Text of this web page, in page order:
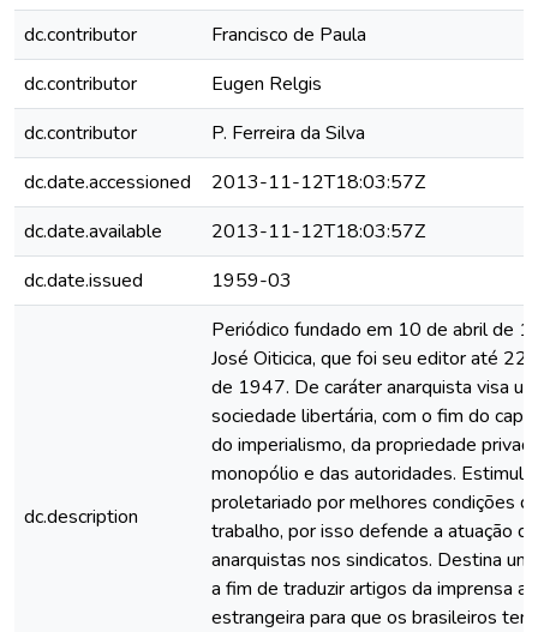
dc.contributor
Francisco de Paula
dc.contributor
Eugen Relgis
dc.contributor
P. Ferreira da Silva
dc.date.accessioned
2013-11-12T18:03:57Z
dc.date.available
2013-11-12T18:03:57Z
dc.date.issued
1959-03
dc.description
Periódico fundado em 10 de abril de
José Oiticica, que foi seu editor até 22
de 1947. De caráter anarquista visa
sociedade libertária, com o fim do
do imperialismo, da propriedade
monopólio e das autoridades.
proletariado por melhores condições
trabalho, por isso defende a atuação
anarquistas nos sindicatos. Destina
a fim de traduzir artigos da imprensa
estrangeira para que os brasileiros